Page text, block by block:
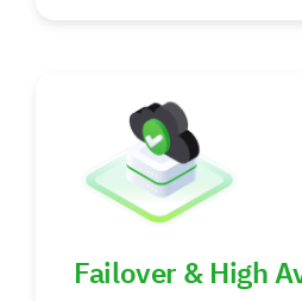
Failover & High